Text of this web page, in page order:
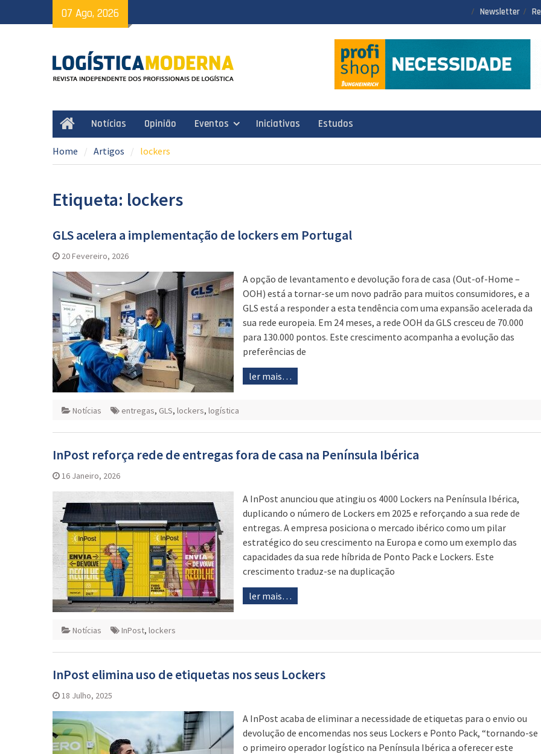
to
07 Ago, 2026 Newsletter
HomeNotícias Opinião Eventos Iniciativas Estudos
Home Artigos lockers
Etiqueta: lockers
GLS acelera a implementação de lockers em Portugal
20 Fevereiro, 2026
A opção de levantamento e devolução fora de casa (Out-of-Home –
OOH) está a tornar-se um novo padrão para muitos consumidores, e a
GLS está a responder a esta tendência com uma expansão acelerada da
sua rede europeia. Em 24 meses, a rede OOH da GLS cresceu de 70.000
para 130.000 pontos. Este crescimento acompanha a evolução das
preferências de
ler mais…
Notícias entregas, GLS, lockers, logística
InPost reforça rede de entregas fora de casa na Península Ibérica
16 Janeiro, 2026
A InPost anunciou que atingiu os 4000 Lockers na Península Ibérica,
duplicando o número de Lockers em 2025 e reforçando a sua rede de
entregas. A empresa posiciona o mercado ibérico como um pilar
estratégico do seu crescimento na Europa e como um exemplo das
capacidades da sua rede híbrida de Ponto Pack e Lockers. Este
crescimento traduz-se na duplicação
ler mais…
Notícias InPost, lockers
InPost elimina uso de etiquetas nos seus Lockers
18 Julho, 2025
A InPost acaba de eliminar a necessidade de etiquetas para o envio ou
devolução de encomendas nos seus Lockers e Ponto Pack, “tornando-se
o primeiro operador logístico na Península Ibérica a oferecer este